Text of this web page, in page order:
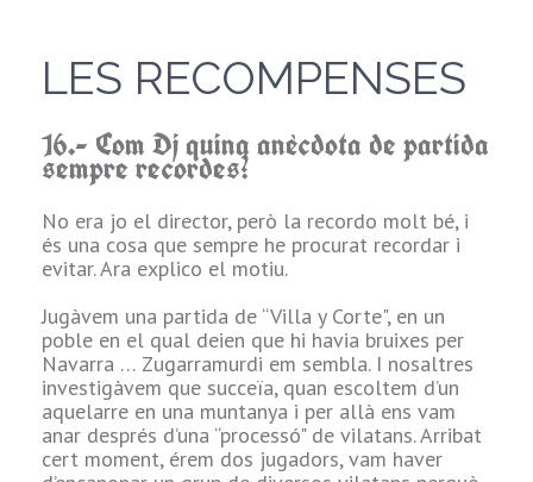
don Carlos de
Mayoral i el seu
“Danza Macabra".
Una de les
primeres
“campanyes"
d'Aquelarre, i ho
reconec, sóc més
de campanyes
que de mòduls
solts.
9.- Quina
escena, com a
jugador, et va
quedar gravada?
LES RECOMPENSES
16.- Com Dj quina anècdota de partida
sempre recordes?
No era jo el director, però la recordo molt bé, i
és una cosa que sempre he procurat recordar i
evitar. Ara explico el motiu.
Jugàvem una partida de “Villa y Corte", en un
poble en el qual deien que hi havia bruixes per
Navarra … Zugarramurdi em sembla. I nosaltres
investigàvem que succeïa, quan escoltem d’un
aquelarre en una muntanya i per allà ens vam
anar després d’una “processó" de vilatans. Arribat
cert moment, érem dos jugadors, vam haver